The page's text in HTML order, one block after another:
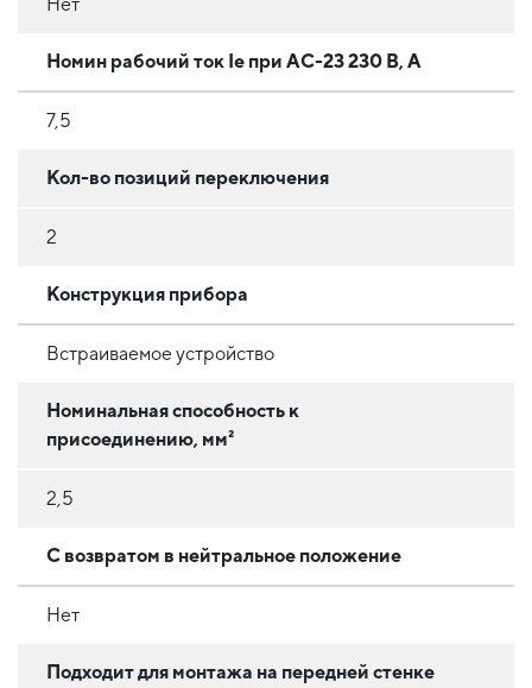
Номин рабочий ток Ie при АС-23 230 В, А
7,5
Кол-во позиций переключения
2
Конструкция прибора
Встраиваемое устройство
Номинальная способность к
присоединению, мм²
2,5
С возвратом в нейтральное положение
Нет
Подходит для монтажа на передней стенке